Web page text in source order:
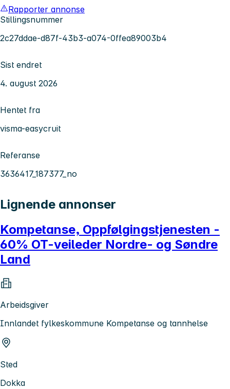
Rapporter annonse
Stillingsnummer
2c27ddae-d87f-43b3-a074-0ffea89003b4
Sist endret
4. august 2026
Hentet fra
visma-easycruit
Referanse
3636417_187377_no
Lignende annonser
Kompetanse, Oppfølgingstjenesten -
60% OT-veileder Nordre- og Søndre
Land
Arbeidsgiver
Innlandet fylkeskommune Kompetanse og tannhelse
Sted
Dokka